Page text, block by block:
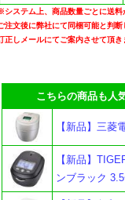
システム上、商品数量ごとに送料
注文後に弊社にて同梱可能と判
正しメールにてご案内させて頂き
こちらの商品も人気
【新品】三
【新品】
ンブラック